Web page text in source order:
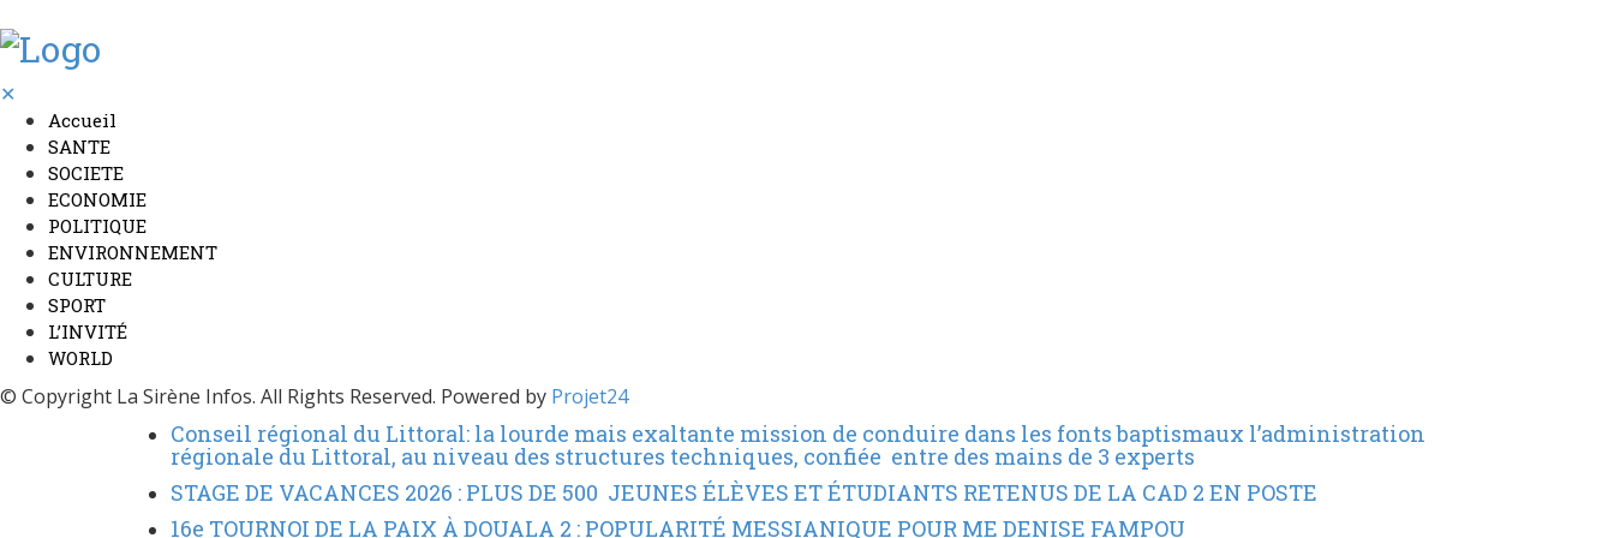
✕
Accueil
SANTE
SOCIETE
ECONOMIE
POLITIQUE
ENVIRONNEMENT
CULTURE
SPORT
L’INVITÉ
WORLD
© Copyright La Sirène Infos. All Rights Reserved. Powered by Projet24
Conseil régional du Littoral: la lourde mais exaltante mission de conduire dans les fonts baptismaux l’administration
régionale du Littoral, au niveau des structures techniques, confiée entre des mains de 3 experts
STAGE DE VACANCES 2026 : PLUS DE 500 JEUNES ÉLÈVES ET ÉTUDIANTS RETENUS DE LA CAD 2 EN POSTE
16e TOURNOI DE LA PAIX À DOUALA 2 : POPULARITÉ MESSIANIQUE POUR ME DENISE FAMPOU